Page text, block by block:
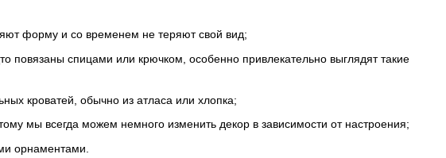
форму и со временем не теряют свой вид;
повязаны спицами или крючком, особенно привлекательно выглядят такие
кроватей, обычно из атласа или хлопка;
мы всегда можем немного изменить декор в зависимости от настроения;
орнаментами.